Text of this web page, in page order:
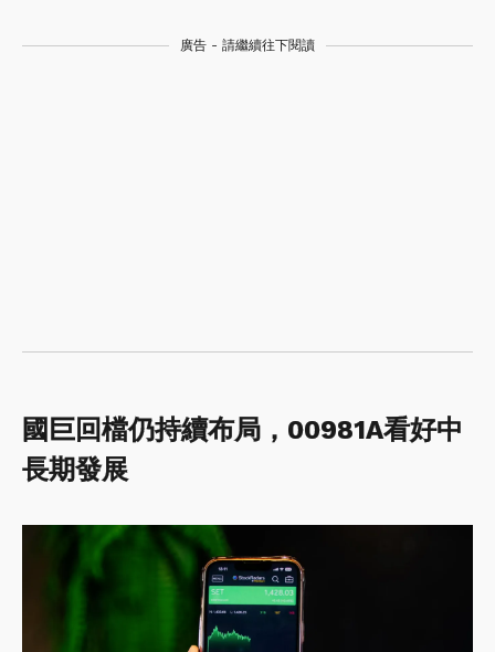
廣告 - 請繼續往下閱讀
國巨回檔仍持續布局，00981A看好中
長期發展